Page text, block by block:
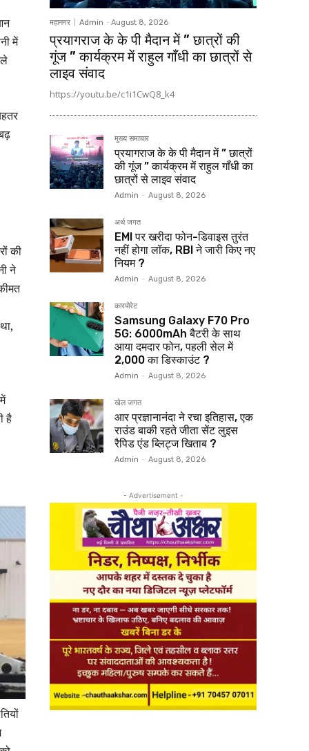
में
की
ने
है
महानगर Admin - August 8, 2026
प्रयागराज के के पी मैदान में ” छात्रों की
गूंज ” कार्यक्रम में राहुल गाँधी का छात्रों से
लाइव संवाद
https://youtu.be/c1i1CwQ8_k4
मुख्य समाचार
प्रयागराज के के पी मैदान में ” छात्रों
की गूंज ” कार्यक्रम में राहुल गाँधी का
छात्रों से लाइव संवाद
Admin - August 8, 2026
अर्थ जगत
EMI पर खरीदा फोन-डिवाइस तुरंत
नहीं होगा लॉक, RBI ने जारी किए नए
नियम ?
Admin - August 8, 2026
कारपोरेट
Samsung Galaxy F70 Pro
5G: 6000mAh बैटरी के साथ
आया दमदार फोन, पहली सेल में
₹2,000 का डिस्काउंट ?
Admin - August 8, 2026
खेल जगत
आर प्रज्ञानानंदा ने रचा इतिहास, एक
राउंड बाकी रहते जीता सेंट लुइस
रैपिड एंड ब्लिट्ज खिताब ?
Admin - August 8, 2026
- Advertisement -